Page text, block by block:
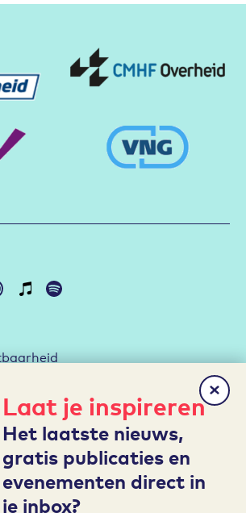
Laat je inspireren
Het laatste nieuws,
gratis publicaties en
evenementen direct in
je inbox?